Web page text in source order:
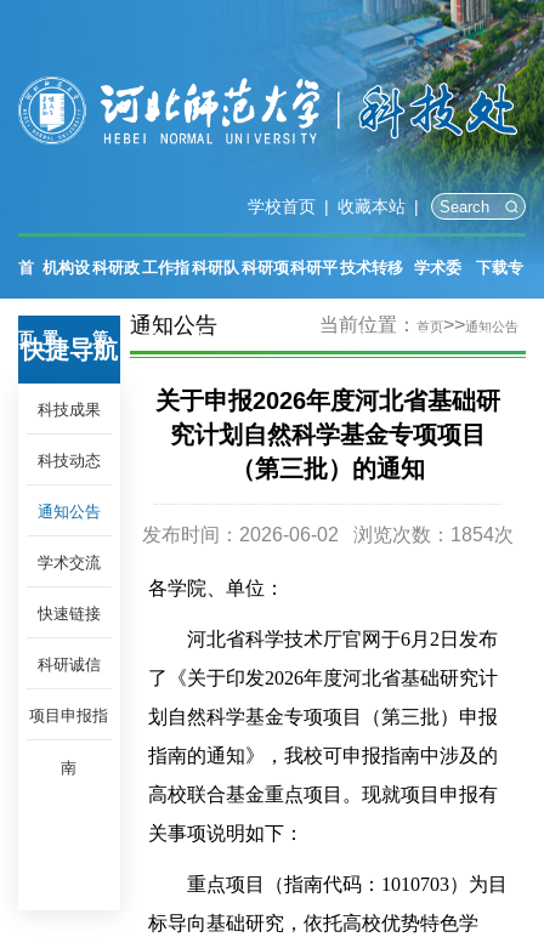
学校首页 | 收藏本站 |
首
页
机构设
置
科研政
策
工作指
南
科研队
伍
科研项科研平技术转移
中心
学术委
员会
下载专
区
快捷导航
科技成果
科技动态
通知公告
学术交流
快速链接
科研诚信
项目申报指
南
通知公告 当前位置： 首页>>通知公告
关于申报2026年度河北省基础研
究计划自然科学基金专项项目
（第三批）的通知
发布时间：2026-06-02 浏览次数： 1854次
各学院、单位：
河北省科学技术厅官网于6月2日发布
了《关于印发2026年度河北省基础研究计
划自然科学基金专项项目（第三批）申报
指南的通知》，我校可申报指南中涉及的
高校联合基金重点项目。现就项目申报有
关事项说明如下：
重点项目（指南代码：1010703）为目
标导向基础研究，依托高校优势特色学